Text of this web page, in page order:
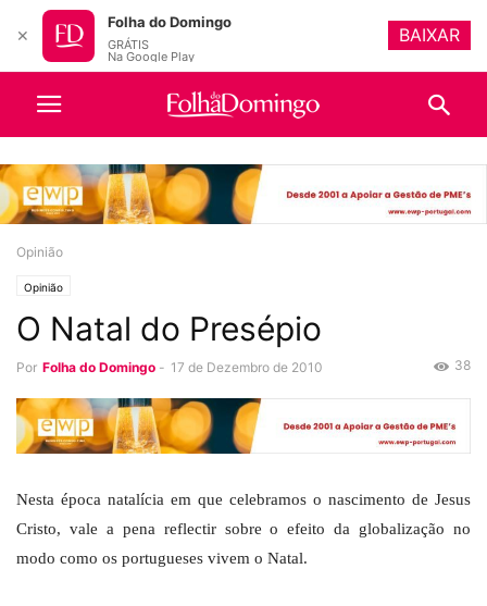
Opinião
Opinião
O Natal do Presépio
Por Folha do Domingo - 17 de Dezembro de 2010 38
Nesta época natalícia em que celebramos o nascimento de Jesus
Cristo, vale a pena reflectir sobre o efeito da globalização no
modo como os portugueses vivem o Natal.
✕
Folha do Domingo
GRÁTIS
Na Google Play
BAIXAR